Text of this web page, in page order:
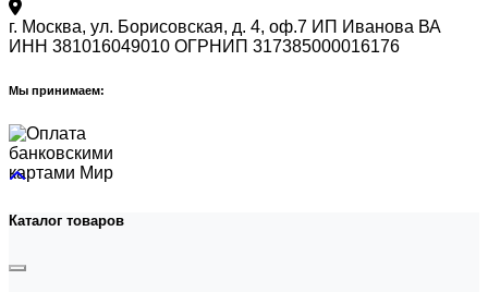
г. Москва, ул. Борисовская, д. 4, оф.7 ИП Иванова ВА
ИНН 381016049010 ОГРНИП 317385000016176
Мы принимаем:
Каталог товаров